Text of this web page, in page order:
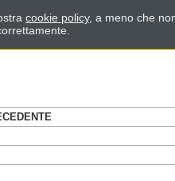
cookie policy, a meno che